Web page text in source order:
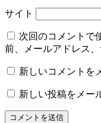
サイト
次回のコメントで
前、メールアドレス、
新しいコメントを
新しい投稿をメー